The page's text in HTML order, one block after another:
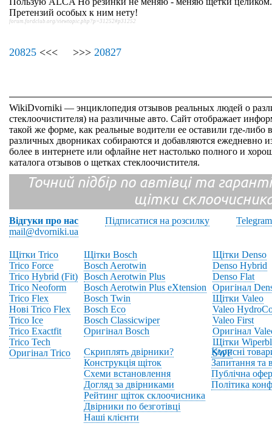
Претензий особых к ним нету!
forum.fordclub.org/viewtopic.php?p=31252#p31252
20825 <<< >>> 20827
WikiDvorniki — энциклопедия отзывов реальных людей о
стеклоочистителя) на различные авто. Сайт отображает
такой же форме, как реальные водители ее оставили где-либо
различных дворниках собираются и добавляются ежедневно
более в интернете или офлайне нет настолько полного и
каталога отзывов о щетках стеклоочистителя.
Точний підбір по автівці та
щітки
Відгуки про нас Підписатися на розсилку
Telegram
mail@dvorniki.ua
Щітки Trico
Trico Force
Trico Hybrid (Fit)
Trico Neoform
Trico Flex
Нові Trico Flex
Trico Ice
Trico Exactfit
Trico Tech
Оригінал Trico
Щітки Bosch
Bosch Aerotwin
Bosch Aerotwin Plus
Bosch Aerotwin Plus eXtension
Bosch Twin
Bosch Eco
Bosch Classicwiper
Оригінал Bosch
Щітки Denso
Denso Hybrid
Denso Flat
Оригінал
Щітки Valeo
Valeo
Valeo First
Оригінал
Щітки
SWF
Скриплять двірники?
Конструкція щіток
Схеми встановлення
Догляд за двірниками
Рейтинг щіток склоочисника
Двірники по безготівці
Наші клієнти
Корисні
Запитання та
Публічна
Політика